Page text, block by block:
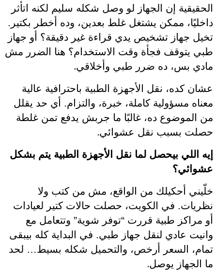
الحقيقية إن الجهاز لو وصل شكله سليم لكنه اتأثر
داخليًا، ممكن يشتغل غلط بعدين، وده أخطر بكتير.
تخيل جهاز تشخيص يدي قراءة غير دقيقة؟ أو جهاز
طبي يتوقف فجأة وقت الاستخدام؟ هنا الضرر مش
مادي بس، ده ضرر طبي وأخلاقي.
عشان كده، نقل الأجهزة الطبية باحترافية عالية
معناه مسؤولية كاملة، خبرة، والتزام. أي حد يقلل
من الموضوع ده، غالبًا ما جربش يدفع تمن غلطة
حصلت بسبب نقل عشوائي.
إيه اللي بيحصل لما نقل الأجهزة الطبية يتم بشكل
عشوائي؟
خلّيني أحكيلك من الواقع، مش من كتب ولا
نظريات. في الكويت، حصلت حالات كتير لعيادات
أو مراكز طبية قررت “توفر شوية” وتتعامل مع
وانيت عادي لنقل جهاز طبي. في البداية كله بيبقى
تمام، السعر أرخص، والتحميل شكله بسيط… لحد
ما الجهاز يوصل.